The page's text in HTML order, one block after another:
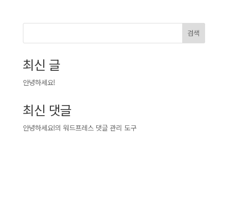
검색
최신 글
안녕하세요!
최신 댓글
안녕하세요!의 워드프레스 댓글 관리 도구